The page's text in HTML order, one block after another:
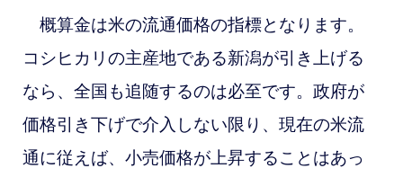
概算金は米の流通価格の指標となります。
コシヒカリの主産地である新潟が引き上げる
なら、全国も追随するのは必至です。政府が
価格引き下げで介入しない限り、現在の米流
通に従えば、小売価格が上昇することはあっ